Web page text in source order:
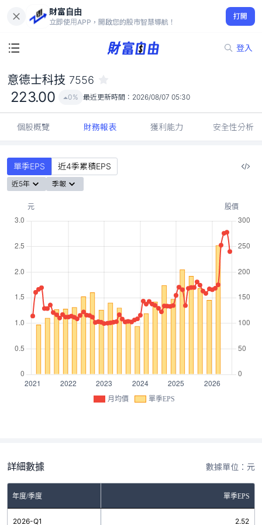
財富自由
立即使用APP，開啟您的股市智慧導航！
打開
登入
223.00
0%
意德士科技 7556
223.00 0% 最近更新時間： 2026/08/07 05:30
個股概覽 財務報表 獲利能力 安全性分析
單季EPS 近4季累積EPS
近5年 季報
月均價 單季EPS
詳細數據 數據單位：元
年度/季度 單季EPS
2026-Q1 2.52